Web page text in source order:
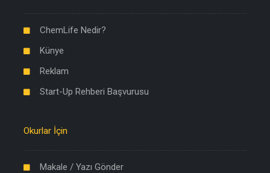
ChemLife Nedir?
Künye
Reklam
Start-Up Rehberi Başvurusu
Okurlar İçin
Makale / Yazı Gönder